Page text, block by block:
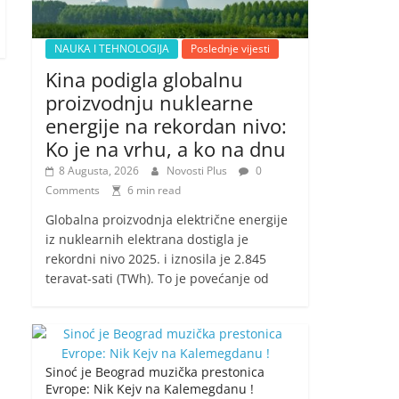
NAUKA I TEHNOLOGIJA
Poslednje vijesti
Kina podigla globalnu
proizvodnju nuklearne
energije na rekordan nivo:
Ko je na vrhu, a ko na dnu
8 Augusta, 2026 Novosti Plus
0
Comments
6 min read
Globalna proizvodnja električne energije
iz nuklearnih elektrana dostigla je
rekordni nivo 2025. i iznosila je 2.845
teravat-sati (TWh). To je povećanje od
Sinoć je Beograd muzička prestonica
Evrope: Nik Kejv na Kalemegdanu !